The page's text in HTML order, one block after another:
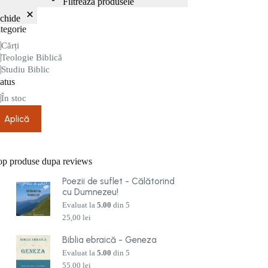
Cărți
Teologie Biblică
Studiu Biblic
În stoc
Aplică
produse dupa reviews
Poezii de suflet - Călătorind
cu Dumnezeu!
Evaluat la5.00 din 5
25,00lei
Biblia ebraică - Geneza
Evaluat la5.00 din 5
55,00lei